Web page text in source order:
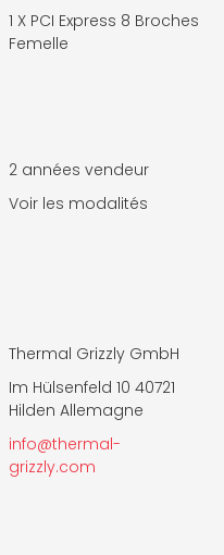
1 X PCI Express 8 Broches
Femelle
2 années vendeur
Voir les modalités
Thermal Grizzly GmbH
Im Hülsenfeld 10 40721
Hilden Allemagne
info@thermal-
grizzly.com